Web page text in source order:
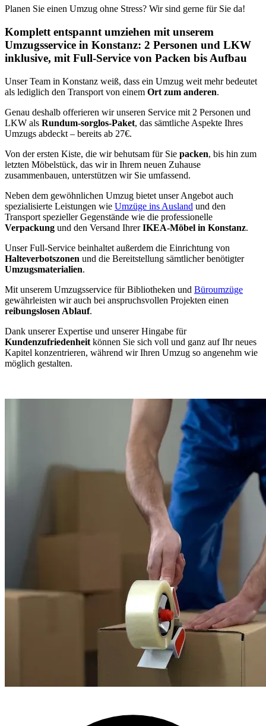
Planen Sie einen Umzug ohne Stress? Wir sind gerne für Sie da!
Komplett entspannt umziehen mit unserem
Umzugsservice in Konstanz: 2 Personen und LKW
inklusive, mit Full-Service von Packen bis Aufbau
Unser Team in Konstanz weiß, dass ein Umzug weit mehr bedeutet
als lediglich den Transport von einem Ort zum anderen.
Genau deshalb offerieren wir unseren Service mit 2 Personen und
LKW als Rundum-sorglos-Paket, das sämtliche Aspekte Ihres
Umzugs abdeckt – bereits ab 27€.
Von der ersten Kiste, die wir behutsam für Sie packen, bis hin zum
letzten Möbelstück, das wir in Ihrem neuen Zuhause
zusammenbauen, unterstützen wir Sie umfassend.
Neben dem gewöhnlichen Umzug bietet unser Angebot auch
spezialisierte Leistungen wie Umzüge ins Ausland und den
Transport spezieller Gegenstände wie die professionelle
Verpackung und den Versand IhrerIKEA-Möbel in Konstanz.
Unser Full-Service beinhaltet außerdem die Einrichtung von
Halteverbotszonen und die Bereitstellung sämtlicher benötigter
Umzugsmaterialien.
Mit unserem Umzugsservice für Bibliotheken und Büroumzüge
gewährleisten wir auch bei anspruchsvollen Projekten einen
reibungslosen Ablauf.
Dank unserer Expertise und unserer Hingabe für
Kundenzufriedenheit können Sie sich voll und ganz auf Ihr neues
Kapitel konzentrieren, während wir Ihren Umzug so angenehm wie
möglich gestalten.